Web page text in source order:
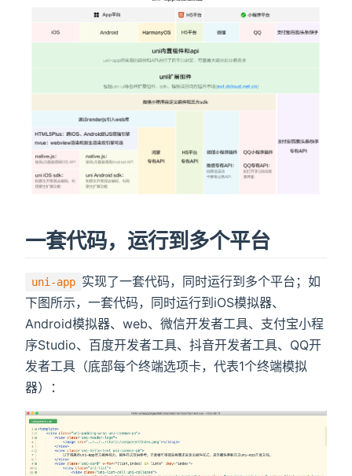
一套代码，运行到多个平台
uni-app 实现了一套代码，同时运行到多个平台；如
下图所示，一套代码，同时运行到iOS模拟器、
Android模拟器、web、微信开发者工具、支付宝小程
序Studio、百度开发者工具、抖音开发者工具、QQ开
发者工具（底部每个终端选项卡，代表1个终端模拟
器）：